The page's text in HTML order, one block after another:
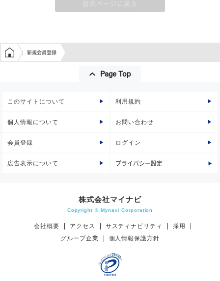
前のページに戻る
学生の窓口トップ
新規会員登録
Page Top
このサイトについて 利用規約
個人情報について お問い合わせ
会員登録 ログイン
広告表示について プライバシー設定
株式会社マイナビ
Copyright © Mynavi Corporation
会社概要 アクセス サスティナビリティ
採用
グループ企業
個人情報保護方針